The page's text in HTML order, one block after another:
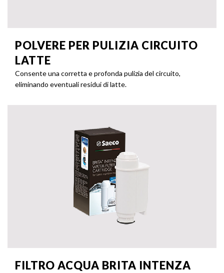
POLVERE PER PULIZIA CIRCUITO
LATTE
Consente una corretta e profonda pulizia del circuito,
eliminando eventuali residui di latte.
FILTRO ACQUA BRITA INTENZA